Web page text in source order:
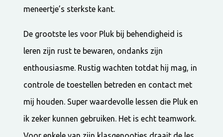
meneertje’s sterkste kant.
De grootste les voor Pluk bij behendigheid is
leren zijn rust te bewaren, ondanks zijn
enthousiasme. Rustig wachten totdat hij mag, in
controle de toestellen betreden en contact met
mij houden. Super waardevolle lessen die Pluk en
ik zeker kunnen gebruiken. Het is echt teamwork.